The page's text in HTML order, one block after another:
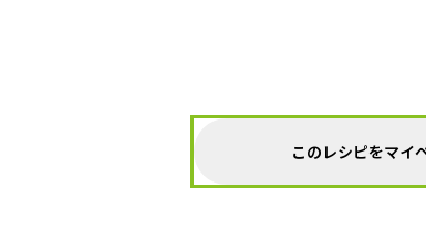
このレシピをマイ